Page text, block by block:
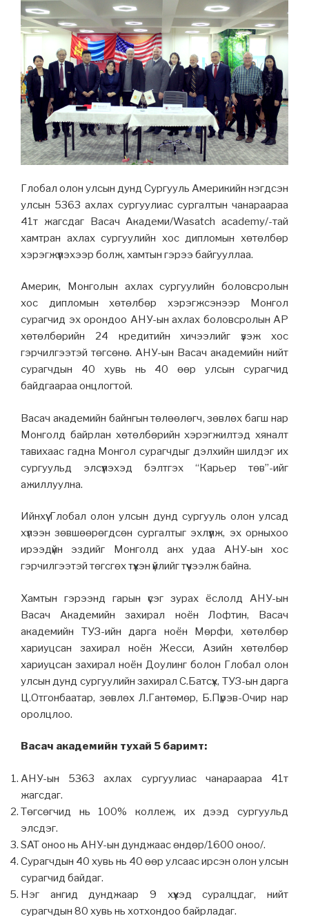
Глобал олон улсын дунд Сургууль️ Америкийн нэгдсэн
улсын 5363 ахлах сургуулиас сургалтын чанараараа
41т жагсдаг Васач Академи/Wasatch academy/-тай
хамтран ахлах сургуулийн хос дипломын хөтөлбөр
хэрэгжүүлэхээр болж, хамтын гэрээ байгууллаа.
Америк, Монголын ахлах сургуулийн боловсролын
хос дипломын хөтөлбөр хэрэгжсэнээр Монгол
сурагчид эх орондоо АНУ-ын ахлах боловсролын AP
хөтөлбөрийн 24 кредитийн хичээлийг үзэж хос
гэрчилгээтэй төгсөнө. АНУ-ын Васач академийн нийт
сурагчдын 40 хувь нь 40 өөр улсын сурагчид
байдгаараа онцлогтой.
Васач академийн байнгын төлөөлөгч, зөвлөх багш нар
Монголд байрлан хөтөлбөрийн хэрэгжилтэд хяналт
тавихаас гадна Монгол сурагчдыг дэлхийн шилдэг их
сургуульд элсүүлэхэд бэлтгэх “Карьер төв”-ийг
ажиллуулна.
Ийнхүү Глобал олон улсын дунд сургууль олон улсад
хүлээн зөвшөөрөгдсөн сургалтыг эхлүүлж, эх орныхоо
ирээдүйн эздийг Монголд анх удаа АНУ-ын хос
гэрчилгээтэй төгсгөх түүхэн үйлийг түүчээлж байна.
Хамтын гэрээнд гарын үсэг зурах ёслолд АНУ-ын
Васач Академийн захирал ноён Лофтин, Васач
академийн ТУЗ-ийн дарга ноён Мөрфи, хөтөлбөр
хариуцсан захирал ноён Жесси, Aзийн хөтөлбөр
хариуцсан захирал ноён Доулинг болон Глобал олон
улсын дунд сургуулийн захирал С.Батсүх, ТУЗ-ын дарга
Ц.Отгонбаатар, зөвлөх Л.Гантөмөр, Б.Пүрэв-Очир нар
оролцлоо.
Васач академийн тухай 5 баримт:
АНУ-ын 5363 ахлах сургуулиас чанараараа 41т
жагсдаг.
Төгсөгчид нь 100% коллеж, их дээд сургуульд
элсдэг.
️SAT оноо нь АНУ-ын дунджаас өндөр/1600 оноо/.
Сурагчдын 40 хувь нь 40 өөр улсаас ирсэн олон улсын
сурагчид байдаг.
Нэг ангид дунджаар 9 хүүхэд суралцдаг, нийт
сурагчдын 80 хувь нь хотхондоо байрладаг.